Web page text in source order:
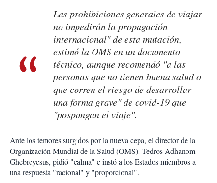
Las prohibiciones generales de viajar
no impedirán la propagación
internacional" de esta mutación,
estimó la OMS en un documento
técnico, aunque recomendó "a las
personas que no tienen buena salud o
que corren el riesgo de desarrollar
una forma grave" de covid-19 que
"pospongan el viaje".
Ante los temores surgidos por la nueva cepa, el director de la
Organización Mundial de la Salud (OMS), Tedros Adhanom
Ghebreyesus, pidió "calma" e instó a los Estados miembros a
una respuesta "racional" y "proporcional".